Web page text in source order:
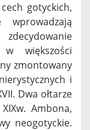
gotyckich,
wprowadzają
w większości
zmontowany
i
Dwa ołtarze
Ambona,
neogotyckie.